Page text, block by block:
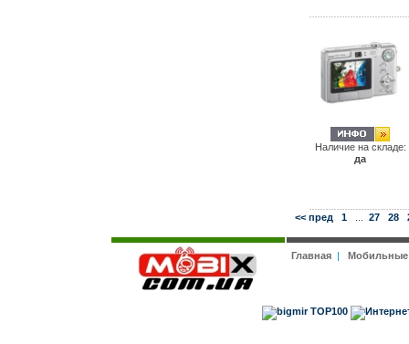
Наличие на складе:
да
<< пред 1 27 28
Главная|